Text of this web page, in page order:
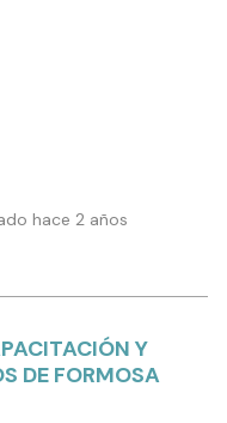
hace 2 años
Y
DE FORMOSA